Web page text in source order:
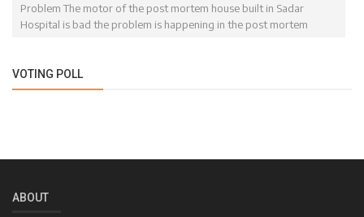
Problem The motor of the post mortem house built in Sadar
Hospital is bad the problem is happening in the post mortem
VOTING POLL
ABOUT